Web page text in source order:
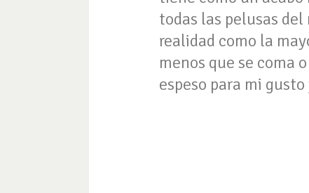
todas las pelusas
realidad como la
menos que se coma
espeso para mi